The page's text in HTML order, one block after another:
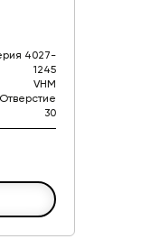
4027-
1245
VHM
Отверстие
30